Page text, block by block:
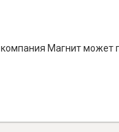
Магнит может